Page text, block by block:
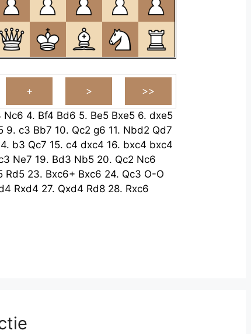
Nc6 4. Bf4 Bd6 5. Be5 Bxe5 6. dxe5
9. c3 Bb7 10. Qc2 g6 11. Nbd2 Qd7
b3 Qc7 15. c4 dxc4 16. bxc4 bxc4
Ne7 19. Bd3 Nb5 20. Qc2 Nc6
Rd5 23. Bxc6+ Bxc6 24. Qc3 O-O
Rxd4 27. Qxd4 Rd8 28. Rxc6